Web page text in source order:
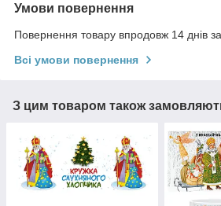
Умови повернення
Повернення товару впродовж 14 днів
Всі умови повернення
З цим товаром також